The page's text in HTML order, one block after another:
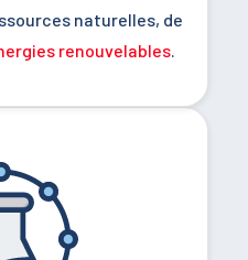
naturelles, de
renouvelables.